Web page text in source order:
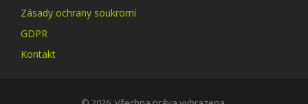
Zásady ochrany soukromí
GDPR
Kontakt